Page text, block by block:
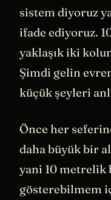
sistem diyoruz
ifade ediyoruz.
yaklaşık iki
Şimdi gelin
küçük şeyleri
Önce her
daha büyük bir
yani 10 metrelik
gösterebilmem